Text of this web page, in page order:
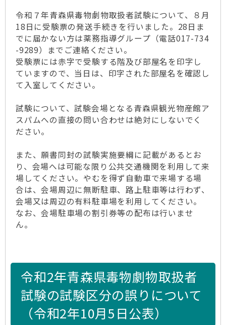
令和７年青森県毒物劇物取扱者試験について、８月
18日に受験票の発送手続きを行いました。28日ま
でに届かない方は薬務指導グループ（電話017-734
-9289）までご連絡ください。
受験票には赤字で受験する階及び部屋名を印字し
ていますので、当日は、印字された部屋名を確認し
て入室してください。
試験について、試験会場となる青森県観光物産館ア
スパムへの直接の問い合わせは絶対にしないでく
ださい。
また、願書同封の試験実施要綱に記載があるとお
り、会場へは可能な限り公共交通機関を利用して来
場してください。やむを得ず自動車で来場する場
合は、会場周辺に無断駐車、路上駐車等は行わず、
会場又は周辺の有料駐車場を利用してください。
なお、会場駐車場の割引券等の配布は行いませ
ん。
令和2年青森県毒物劇物取扱者
試験の試験区分の誤りについて
（令和2年10月5日公表）